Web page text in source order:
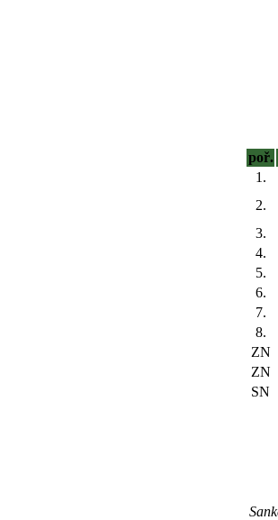
poř.
1.
2.
3.
4.
5.
6.
7.
8.
ZN
ZN
SN